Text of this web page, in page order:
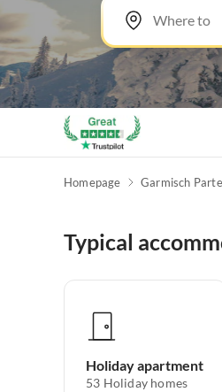
Homepage Garmisch
Typical
Holiday apartment
53 Holiday homes